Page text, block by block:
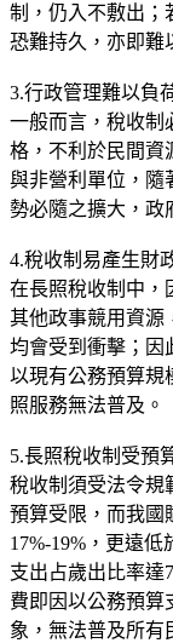
制，仍入不敷出；
恐難持久，亦即難
3.行政管理難以負
一般而言，稅收制
格，不利於民間資
與非營利單位，隨
勢必隨之擴大，政
4.稅收制易產生財
在長照稅收制中，
其他政事競用資源
均會受到衝擊；因
以現有公務預算規
照服務無法普及。
5.長照稅收制受預
稅收制須受法令規
預算受限，而我國
17%-19%，更遠
支出占歲出比率達
費即因以公務預算
象，無法普及所有